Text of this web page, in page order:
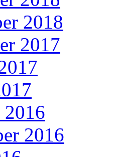
2018
2017
2016